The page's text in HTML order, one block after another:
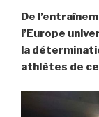
De
l’Europe
la
athlètes de